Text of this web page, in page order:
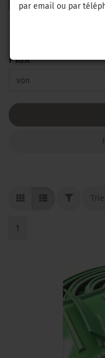
par email ou par
secoueur
PRIX
PRIX
Prix bis
FILTER
1